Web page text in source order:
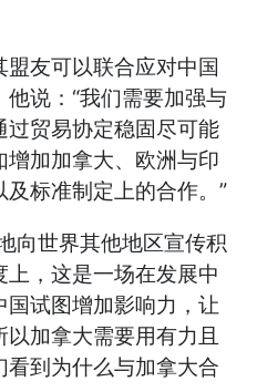
友可以联合应对中国
说：“我们需要加强与
贸易协定稳固尽可能
加加拿大、欧洲与印
标准制定上的合作。”
向世界其他地区宣传积
，这是一场在发展中
国试图增加影响力，让
加拿大需要用有力且
到为什么与加拿大合